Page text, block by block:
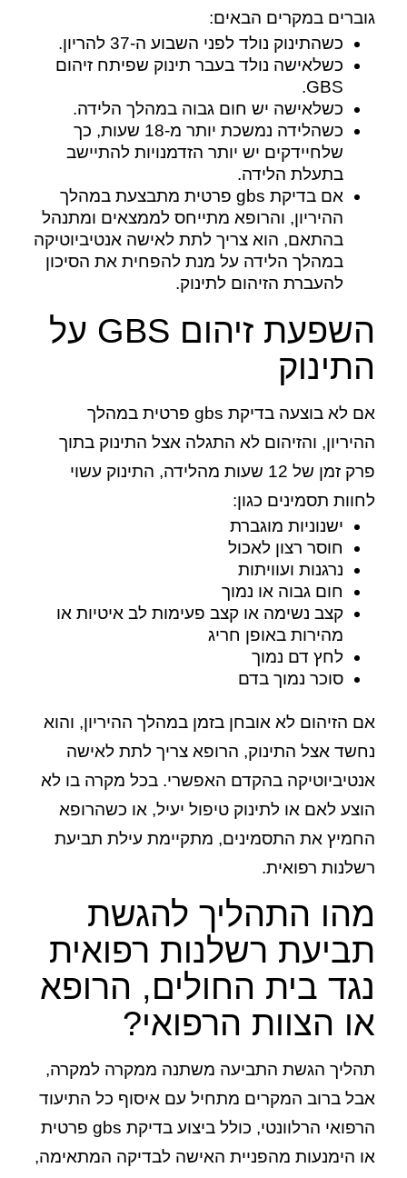
גוברים במקרים הבאים:
כשהתינוק נולד לפני השבוע ה-37 להריון.
כשלאישה נולד בעבר תינוק שפיתח זיהום
GBS.
כשלאישה יש חום גבוה במהלך הלידה.
כשהלידה נמשכת יותר מ-18 שעות, כך
שלחיידקים יש יותר הזדמנויות להתיישב
בתעלת הלידה.
אם בדיקת gbs פרטית מתבצעת במהלך
ההיריון, והרופא מתייחס לממצאים ומתנהל
בהתאם, הוא צריך לתת לאישה אנטיביוטיקה
במהלך הלידה על מנת להפחית את הסיכון
להעברת הזיהום לתינוק.
השפעת זיהום GBS על
התינוק
אם לא בוצעה בדיקת gbs פרטית במהלך
ההיריון, והזיהום לא התגלה אצל התינוק בתוך
פרק זמן של 12 שעות מהלידה, התינוק עשוי
לחוות תסמינים כגון:
ישנוניות מוגברת
חוסר רצון לאכול
נרגנות ועוויתות
חום גבוה או נמוך
קצב נשימה או קצב פעימות לב איטיות או
מהירות באופן חריג
לחץ דם נמוך
סוכר נמוך בדם
אם הזיהום לא אובחן בזמן במהלך ההיריון, והוא
נחשד אצל התינוק, הרופא צריך לתת לאישה
אנטיביוטיקה בהקדם האפשרי. בכל מקרה בו לא
הוצע לאם או לתינוק טיפול יעיל, או כשהרופא
החמיץ את התסמינים, מתקיימת עילת תביעת
רשלנות רפואית.
מהו התהליך להגשת
תביעת רשלנות רפואית
נגד בית החולים, הרופא
או הצוות הרפואי?
תהליך הגשת התביעה משתנה ממקרה למקרה,
אבל ברוב המקרים מתחיל עם איסוף כל התיעוד
הרפואי הרלוונטי, כולל ביצוע בדיקת gbs פרטית
או הימנעות מהפניית האישה לבדיקה המתאימה,